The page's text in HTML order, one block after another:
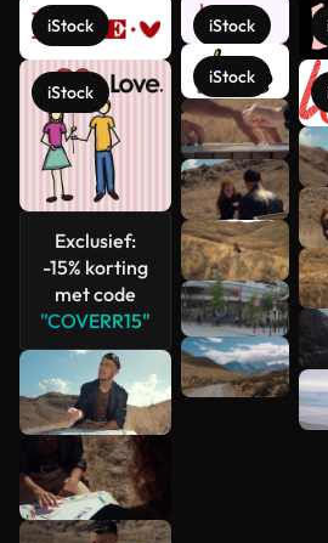
iStock
iStock
Exclusief:
-15% korting
met code
"COVERR15"
iStock
iStock